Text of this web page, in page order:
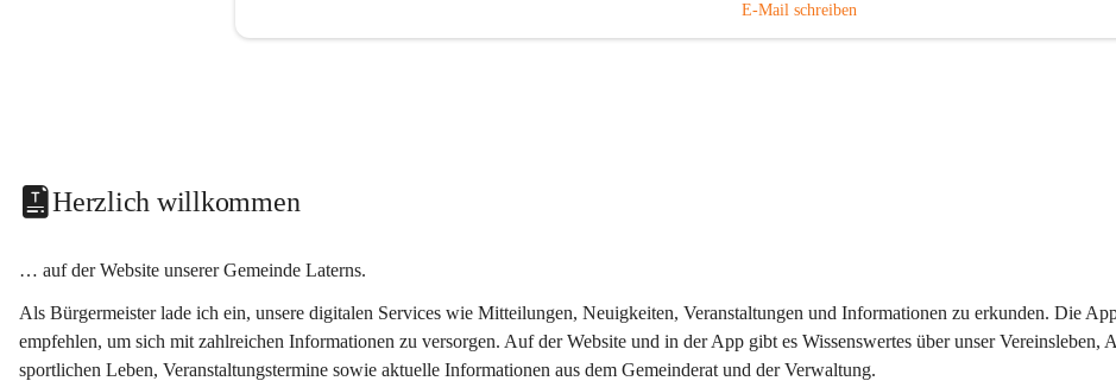
E-Mail schreiben
Herzlich willkommen
… auf der Website unserer Gemeinde Laterns.
Als Bürgermeister lade ich ein, unsere digitalen Services wie Mitteilungen, Neuigkeiten, Veranstaltungen und Informationen zu erkunden. Die
empfehlen, um sich mit zahlreichen Informationen zu versorgen. Auf der Website und in der App gibt es Wissenswertes über unser Vereinsleben,
sportlichen Leben, Veranstaltungstermine sowie aktuelle Informationen aus dem Gemeinderat und der Verwaltung.